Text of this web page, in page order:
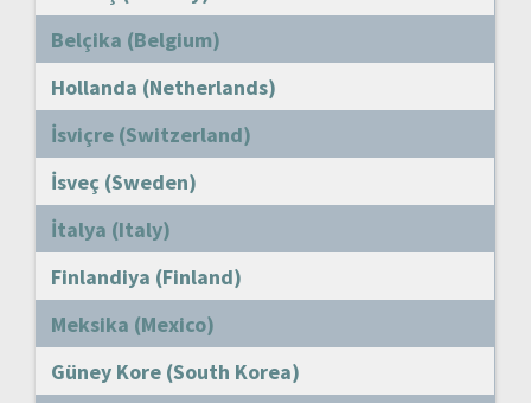
Belçika (Belgium)
Hollanda (Netherlands)
İsviçre (Switzerland)
İsveç (Sweden)
İtalya (Italy)
Finlandiya (Finland)
Meksika (Mexico)
Güney Kore (South Korea)